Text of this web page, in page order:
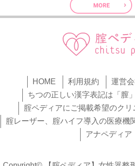
HOME 利用規約 運営
ちつの正しい漢字表記は「膣
腟ペディアにご掲載希望のク
腟レーザー、腟ハイフ導入の医療機
アナペディア